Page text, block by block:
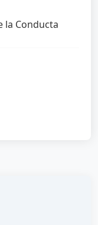
la Conducta